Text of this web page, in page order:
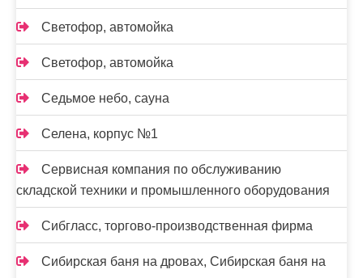
Светофор, автомойка
Светофор, автомойка
Седьмое небо, сауна
Селена, корпус №1
Сервисная компания по обслуживанию
складской техники и промышленного оборудования
Сибгласс, торгово-производственная фирма
Сибирская баня на дровах, Сибирская баня на